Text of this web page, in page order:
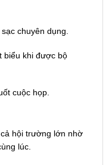
chuyên dụng.
biểu khi được bộ
cuộc họp.
hội trường lớn nhờ
lúc.